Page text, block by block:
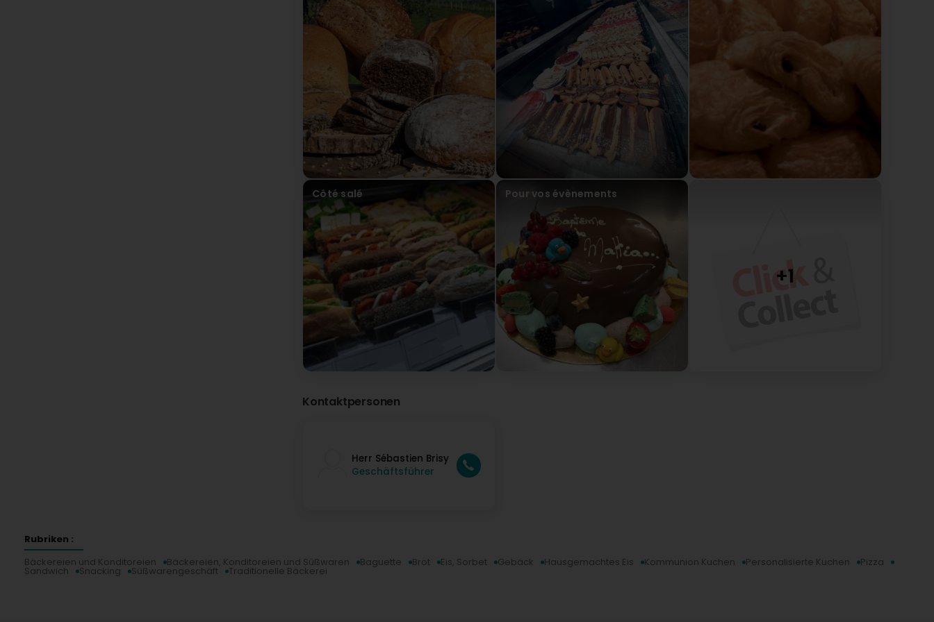
Côté salé Pour vos évènements
Kontaktpersonen
Herr Sébastien Brisy
Geschäftsführer
Rubriken :
Bäckereien und Konditoreien
Bäckereien, Konditoreien und Süßwaren Baguette Brot Eis, Sorbet Gebäck Hausgemachtes Eis Kommunion Kuchen Personalisierte Kuchen Pizza
Sandwich Snacking Süßwarengeschäft Traditionelle Bäckerei